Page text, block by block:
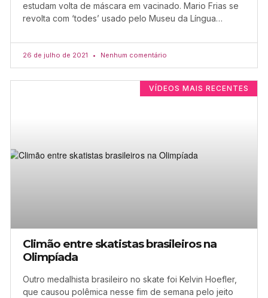
estudam volta de máscara em vacinado. Mario Frias se
revolta com ‘todes’ usado pelo Museu da Língua…
26 de julho de 2021 Nenhum comentário
VÍDEOS MAIS RECENTES
Climão entre skatistas brasileiros na
Olimpíada
Outro medalhista brasileiro no skate foi Kelvin Hoefler,
que causou polêmica nesse fim de semana pelo jeito